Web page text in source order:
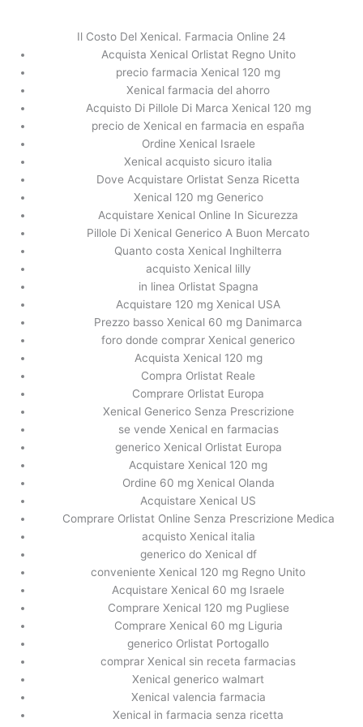
Prescrizione Online Di Orlistat * Più
veloce Spedizione Stati Uniti *
thestage.co.jp
/
Il Costo Del Xenical. Farmacia Online 24
Acquista Xenical Orlistat Regno Unito
precio farmacia Xenical 120 mg
Xenical farmacia del ahorro
Acquisto Di Pillole Di Marca Xenical 120 mg
precio de Xenical en farmacia en españa
Ordine Xenical Israele
Xenical acquisto sicuro italia
Dove Acquistare Orlistat Senza Ricetta
Xenical 120 mg Generico
Acquistare Xenical Online In Sicurezza
Pillole Di Xenical Generico A Buon Mercato
Quanto costa Xenical Inghilterra
acquisto Xenical lilly
in linea Orlistat Spagna
Acquistare 120 mg Xenical USA
Prezzo basso Xenical 60 mg Danimarca
foro donde comprar Xenical generico
Acquista Xenical 120 mg
Compra Orlistat Reale
Comprare Orlistat Europa
Xenical Generico Senza Prescrizione
se vende Xenical en farmacias
generico Xenical Orlistat Europa
Acquistare Xenical 120 mg
Ordine 60 mg Xenical Olanda
Acquistare Xenical US
Comprare Orlistat Online Senza Prescrizione Medica
acquisto Xenical italia
generico do Xenical df
conveniente Xenical 120 mg Regno Unito
Acquistare Xenical 60 mg Israele
Comprare Xenical 120 mg Pugliese
Comprare Xenical 60 mg Liguria
generico Orlistat Portogallo
comprar Xenical sin receta farmacias
Xenical generico walmart
Xenical valencia farmacia
Xenical in farmacia senza ricetta